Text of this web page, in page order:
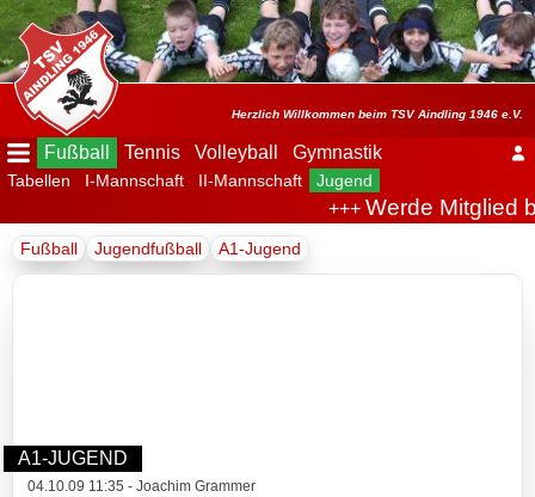
Herzlich Willkommen beim TSV Aindling 1946 e.V.
Fußball Tennis Volleyball Gymnastik
Tabellen I-Mannschaft II-Mannschaft Jugend
+++Werde Mitglied
Menü
ausblenden
Startseite
Verein
I-
Mannschaft
Fußball Jugendfußball A1-Jugend
A1-JUGEND
04.10.09 11:35 - Joachim Grammer